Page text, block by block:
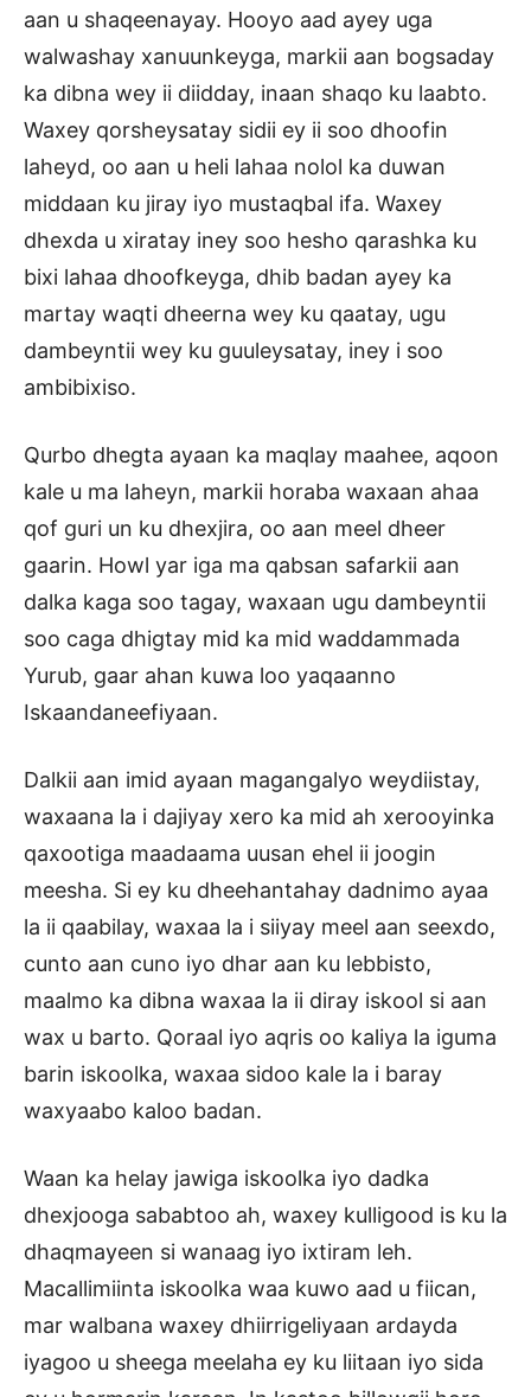
aan u shaqeenayay. Hooyo aad ayey uga
walwashay xanuunkeyga, markii aan bogsaday
ka dibna wey ii diidday, inaan shaqo ku laabto.
Waxey qorsheysatay sidii ey ii soo dhoofin
laheyd, oo aan u heli lahaa nolol ka duwan
middaan ku jiray iyo mustaqbal ifa. Waxey
dhexda u xiratay iney soo hesho qarashka ku
bixi lahaa dhoofkeyga, dhib badan ayey ka
martay waqti dheerna wey ku qaatay, ugu
dambeyntii wey ku guuleysatay, iney i soo
ambibixiso.
Qurbo dhegta ayaan ka maqlay maahee, aqoon
kale u ma laheyn, markii horaba waxaan ahaa
qof guri un ku dhexjira, oo aan meel dheer
gaarin. Howl yar iga ma qabsan safarkii aan
dalka kaga soo tagay, waxaan ugu dambeyntii
soo caga dhigtay mid ka mid waddammada
Yurub, gaar ahan kuwa loo yaqaanno
Iskaandaneefiyaan.
Dalkii aan imid ayaan magangalyo weydiistay,
waxaana la i dajiyay xero ka mid ah xerooyinka
qaxootiga maadaama uusan ehel ii joogin
meesha. Si ey ku dheehantahay dadnimo ayaa
la ii qaabilay, waxaa la i siiyay meel aan seexdo,
cunto aan cuno iyo dhar aan ku lebbisto,
maalmo ka dibna waxaa la ii diray iskool si aan
wax u barto. Qoraal iyo aqris oo kaliya la iguma
barin iskoolka, waxaa sidoo kale la i baray
waxyaabo kaloo badan.
Waan ka helay jawiga iskoolka iyo dadka
dhexjooga sababtoo ah, waxey kulligood is ku la
dhaqmayeen si wanaag iyo ixtiram leh.
Macallimiinta iskoolka waa kuwo aad u fiican,
mar walbana waxey dhiirrigeliyaan ardayda
iyagoo u sheega meelaha ey ku liitaan iyo sida